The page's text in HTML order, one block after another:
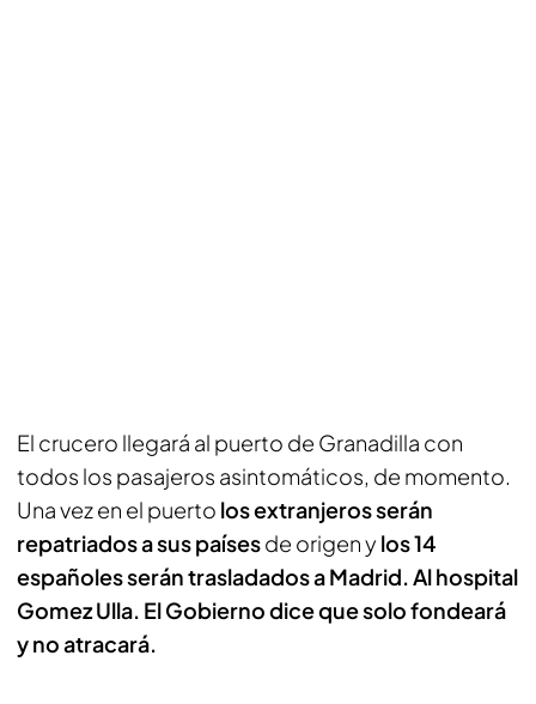
El crucero llegará al puerto de Granadilla con
todos los pasajeros asintomáticos, de momento.
Una vez en el puerto los extranjeros serán
repatriados a sus paísesde origen y los 14
españoles serán trasladados a Madrid. Al hospital
Gomez Ulla. El Gobierno dice que solo fondeará
y no atracará.